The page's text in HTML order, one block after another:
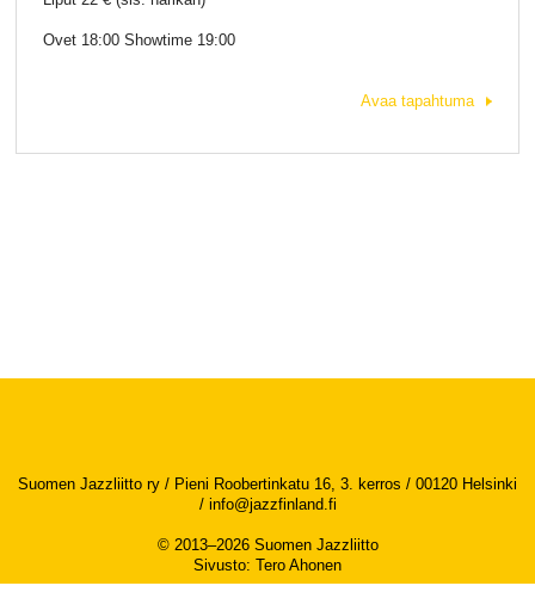
Ovet 18:00 Showtime 19:00
Avaa tapahtuma
Suomen Jazzliitto ry / Pieni Roobertinkatu 16, 3. kerros / 00120 Helsinki
/ info@jazzfinland.fi
© 2013–2026 Suomen Jazzliitto
Sivusto: Tero Ahonen